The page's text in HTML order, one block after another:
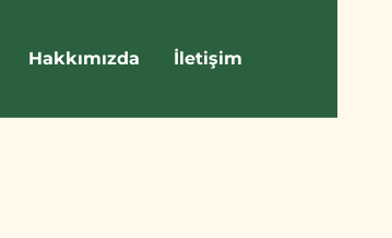
Hakkımızda İletişim